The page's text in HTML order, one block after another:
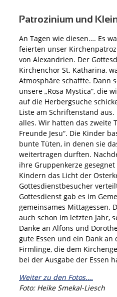
Patrozinium und
An Tagen wie diesen…. Es
feierten unser
von Alexandrien. Der
Kirchenchor St. Katharina,
Atmosphäre schaffte. Dann
unsere „Rosa Mystica“, die
auf die Herbergsuche
Liste am Schriftenstand
alles. Wir hatten das zweite
Freunde Jesu“. Die Kinder
bunte Tüten, in denen sie
weitertragen durften.
ihre Gruppenkerze
Kindern das Licht der
Gottesdienstbesucher
Gottesdienst gab es im
gemeinsames Mittagessen.
auch schon im letzten Jahr,
Danke an Alfons und
gute Essen und ein Dank
Firmlinge, die dem
bei der Ausgabe der Essen
Weiter zu den Fotos….
Foto: Heike Smekal-Liesch